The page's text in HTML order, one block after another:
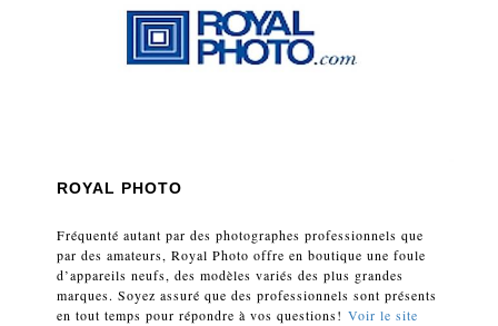
ROYAL PHOTO
Fréquenté autant par des photographes professionnels que
par des amateurs, Royal Photo offre en boutique une foule
d’appareils neufs, des modèles variés des plus grandes
marques. Soyez assuré que des professionnels sont présents
en tout temps pour répondre à vos questions! Voir le site